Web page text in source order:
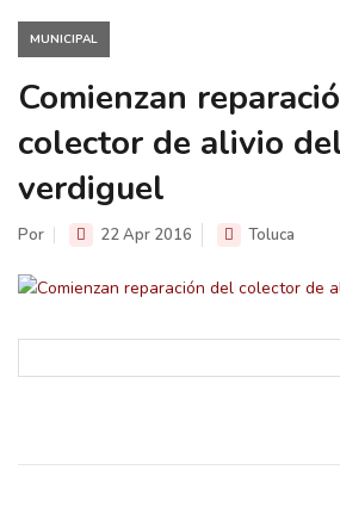
MUNICIPAL
Comienzan
colector de alivio
verdiguel
Por 22 Apr 2016 Toluca